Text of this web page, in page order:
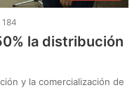
184
la distribución
y la comercialización de